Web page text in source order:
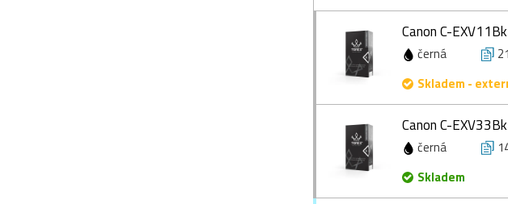
Canon C-
černá
Skladem -
Canon C-
černá
Skladem